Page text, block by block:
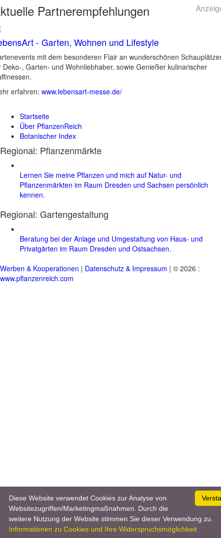
Partnerempfehlungen
- Garten, Wohnen und Lifestyle
mit dem besonderen Flair an wunderschönen
Deko-, Garten- und Wohnliebhaber, sowie Genießer kulinarischer
erfahren: www.lebensart-messe.de/
Startseite
Über PflanzenReich
Botanischer Index
Regional: Pflanzenmärkte
Lernen Sie meine Pflanzen und mich auf Natur- und
Pflanzenmärkten im Raum Dresden und Sachsen persönlich
kennen.
Regional: Gartengestaltung
Beratung bei der Anlage und Umgestaltung von Haus- und
Privatgärten im Raum Dresden und Ostsachsen.
Werben & Kooperationen | Datenschutz & Impressum | © 2026 :
www.pflanzenreich.com
Diese Website verwendet Cookies zur Analyse von
Websitezugriffen/Marketingmaßnahmen. Durch die
weitere Nutzung der Website stimmen Sie dieser Verwendung zu.
Informationen zu Cookies und Ihre Widerspruchsmöglichkeit